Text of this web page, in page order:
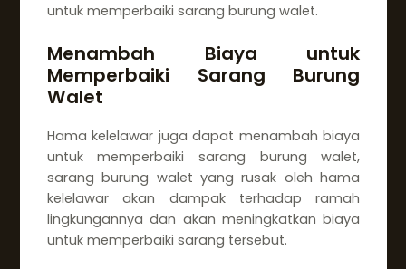
untuk memperbaiki sarang burung walet.
Menambah Biaya untuk
Memperbaiki Sarang Burung
Walet
Hama kelelawar juga dapat menambah biaya
untuk memperbaiki sarang burung walet,
sarang burung walet yang rusak oleh hama
kelelawar akan dampak terhadap ramah
lingkungannya dan akan meningkatkan biaya
untuk memperbaiki sarang tersebut.